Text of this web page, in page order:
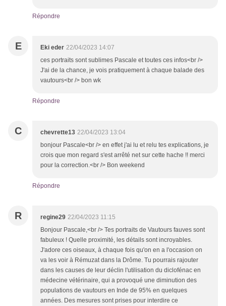
Répondre
E Eki eder 22/04/2023 14:07
ces portraits sont sublimes Pascale et toutes ces infos<br />
J'ai de la chance, je vois pratiquement à chaque balade des
vautours<br /> bon wk
Répondre
C chevrette13 22/04/2023 13:04
bonjour Pascale<br /> en effet j'ai lu et relu tes explications, je
crois que mon regard s'est arrêté net sur cette hache !! merci
pour la correction.<br /> Bon weekend
Répondre
R regine29 22/04/2023 11:15
Bonjour Pascale,<br /> Tes portraits de Vautours fauves sont
fabuleux ! Quelle proximité, les détails sont incroyables.
J'adore ces oiseaux, à chaque fois qu'on en a l'occasion on
va les voir à Rémuzat dans la Drôme. Tu pourrais rajouter
dans les causes de leur déclin l'utilisation du diclofénac en
médecine vétérinaire, qui a provoqué une diminution des
populations de vautours en Inde de 95% en quelques
années. Des mesures sont prises pour interdire ce